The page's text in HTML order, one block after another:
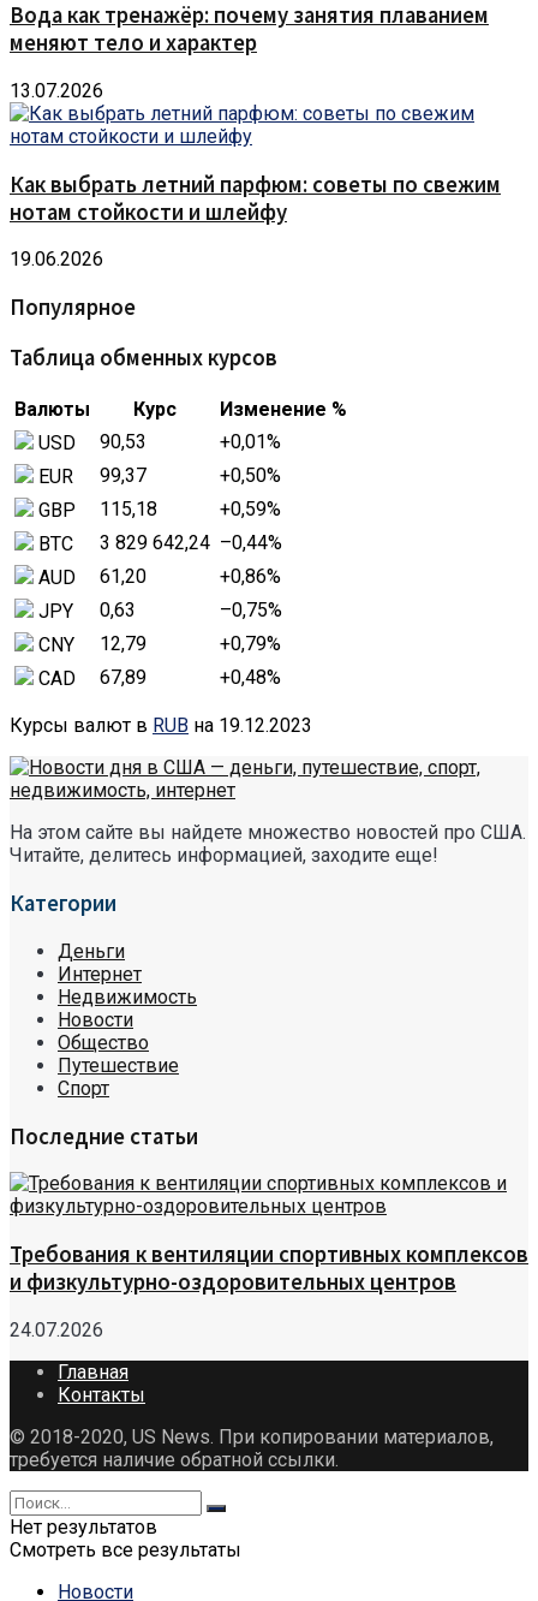
Вода как тренажёр: почему занятия плаванием
меняют тело и характер
13.07.2026
Как выбрать летний парфюм: советы по свежим
нотам стойкости и шлейфу
19.06.2026
Популярное
Таблица обменных курсов
Валюты Курс
Изменение %
USD
90,53 +0,01%
EUR
99,37 +0,50%
GBP
115,18 +0,59%
BTC
3 829 642,24 –0,44%
AUD
61,20 +0,86%
JPY
0,63 –0,75%
CNY
12,79 +0,79%
CAD
67,89 +0,48%
Курсы валют в RUB на 19.12.2023
На этом сайте вы найдете множество новостей про США.
Читайте, делитесь информацией, заходите еще!
Категории
Деньги
Интернет
Недвижимость
Новости
Общество
Путешествие
Спорт
Последние статьи
Требования к вентиляции спортивных комплексов
и физкультурно-оздоровительных центров
24.07.2026
Главная
Контакты
© 2018-2020, US News. При копировании материалов,
требуется наличие обратной ссылки.
Нет результатов
Смотреть все результаты
Новости